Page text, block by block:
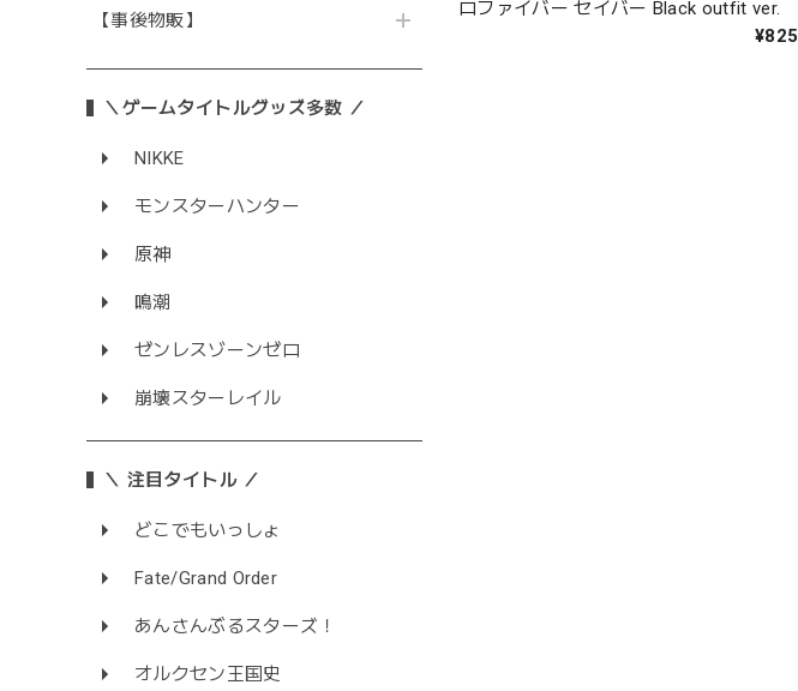
【事後物販】
＼ゲームタイトルグッズ多数 ／
NIKKE
モンスターハンター
原神
鳴潮
ゼンレスゾーンゼロ
崩壊スターレイル
＼ 注目タイトル ／
どこでもいっしょ
Fate/Grand Order
あんさんぶるスターズ！
オルクセン王国史
ロファイバー セイバー Black outfit ver.
¥825